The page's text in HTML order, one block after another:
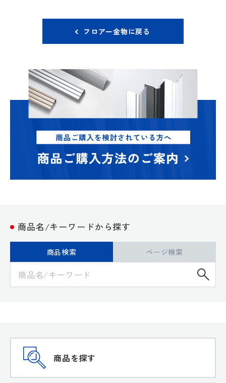
フロアー金物に戻る
商品名/キーワードから探す
商品検索 ページ検索
商品を探す